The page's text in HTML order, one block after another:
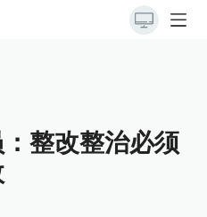
整改整治必须